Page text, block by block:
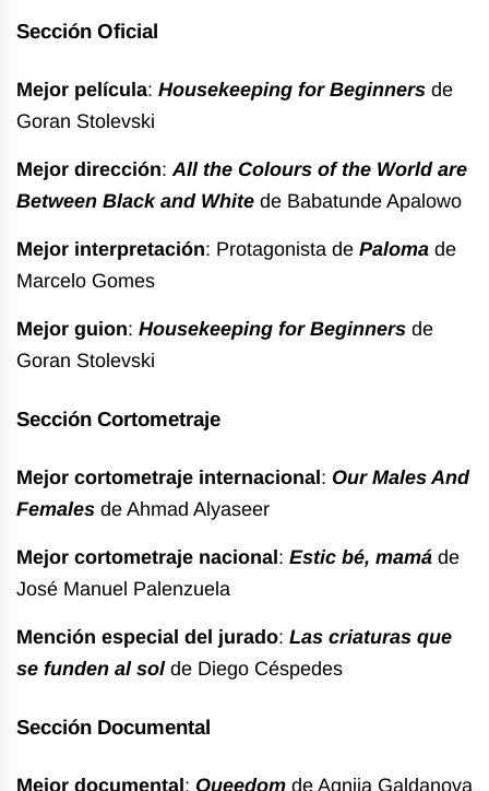
Sección Oficial
Mejor película: Housekeeping for Beginners de
Goran Stolevski
Mejor dirección:All the Colours of the World are
Between Black and White de Babatunde Apalowo
Mejor interpretación: Protagonista de Paloma de
Marcelo Gomes
Mejor guion: Housekeeping for Beginners de
Goran Stolevski
Sección Cortometraje
Mejor cortometraje internacional: Our Males And
Females de Ahmad Alyaseer
Mejor cortometraje nacional: Estic bé, mamá de
José Manuel Palenzuela
Mención especial del jurado: Las criaturas que
se funden al solde Diego Céspedes
Sección Documental
Mejor documental: Queedom de Agniia Galdanova